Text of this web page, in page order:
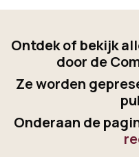
Ontdek of bekijk
door de
Ze worden
Onderaan de